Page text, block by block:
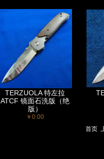
TERZUOLA 特左拉
ATCF 镜面石洗版（绝
版）
￥0.00
首页